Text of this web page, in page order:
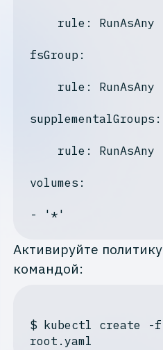
fsGroup:
supplementalGroups:
volumes:
Активируйте
командой:
$ kubectl create
root.yaml